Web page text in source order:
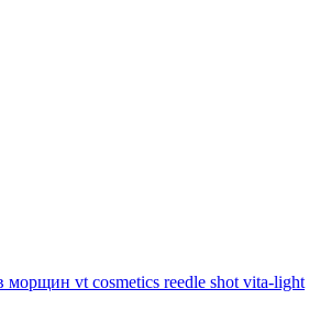
морщин vt cosmetics reedle shot vita-light